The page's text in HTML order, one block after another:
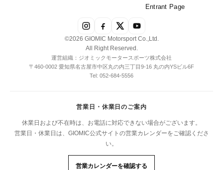
Entrant Page
©2026 GIOMIC Motorsport Co.,Ltd.
All Right Reserved.
運営組織：ジオミックモータースポーツ株式会社
〒460-0002 愛知県名古屋市中区丸の内三丁目9-16 丸の内YSビル6F
Tel: 052-684-5556
営業日・休業日のご案内
休業日および不在時は、お電話に対応できない場合がございます。
営業日・休業日は、GIOMIC公式サイトの営業カレンダーをご確認くださ
い。
営業カレンダーを確認する